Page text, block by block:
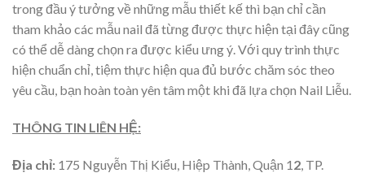
trong đầu ý tưởng về những mẫu thiết kế thì bạn chỉ cần
tham khảo các mẫu nail đã từng được thực hiện tại đây cũng
có thể dễ dàng chọn ra được kiểu ưng ý. Với quy trình thực
hiện chuẩn chỉ, tiệm thực hiện qua đủ bước chăm sóc theo
yêu cầu, bạn hoàn toàn yên tâm một khi đã lựa chọn Nail Liễu.
THÔNG TIN LIÊN HỆ:
Địa chỉ: 175 Nguyễn Thị Kiểu, Hiệp Thành, Quận 1 2 , TP.